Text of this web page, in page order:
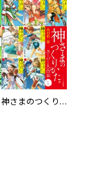
神さまのつくりかた。スーパー大合本